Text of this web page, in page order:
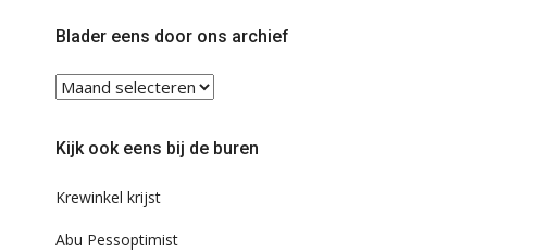
TwitterFacebook
Blader eens door ons archief
Blader
eens
ons
Kijk ook eens bij de buren
Krewinkel krijst
Abu Pessoptimist